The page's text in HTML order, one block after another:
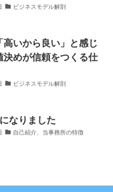
ビジネスモデル解剖
高いから良い」と感じ
決めが信頼をつくる仕
ビジネスモデル解剖
なりました
自己紹介、当事務所の特徴